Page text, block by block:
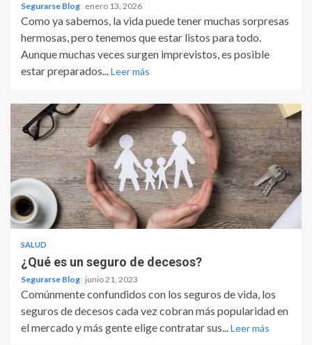
Segurarse Blog enero 13, 2026
Como ya sabemos, la vida puede tener muchas sorpresas
hermosas, pero tenemos que estar listos para todo.
Aunque muchas veces surgen imprevistos, es posible
estar preparados...Leer más
SALUD
¿Qué es un seguro de decesos?
Segurarse Blog junio 21, 2023
Comúnmente confundidos con los seguros de vida, los
seguros de decesos cada vez cobran más popularidad en
el mercado y más gente elige contratar sus...Leer más